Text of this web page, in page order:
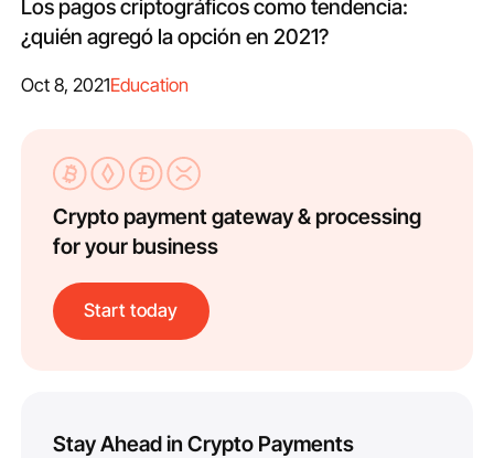
Los pagos criptográficos como tendencia:
¿quién agregó la opción en 2021?
Oct 8, 2021Education
Crypto payment gateway & processing
for your business
Start today
Stay Ahead in Crypto Payments